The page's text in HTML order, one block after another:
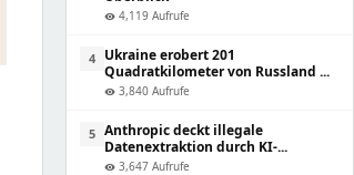
visibility 4,119 Aufrufe
4 Ukraine erobert 201
Quadratkilometer von Russland ...
visibility 3,840 Aufrufe
5 Anthropic deckt illegale
Datenextraktion durch KI-...
visibility 3,647 Aufrufe